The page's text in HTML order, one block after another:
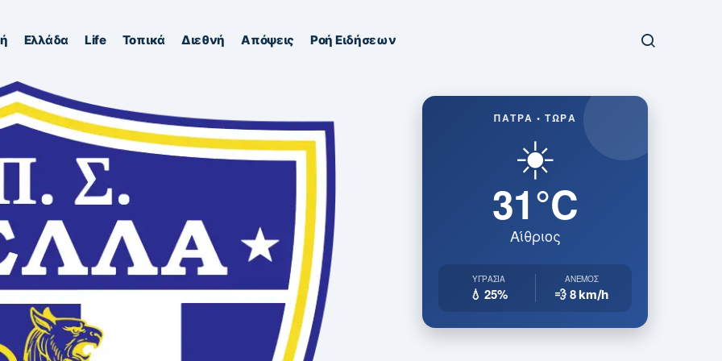
Ελλάδα Life Τοπικά Διεθνή Απόψεις Ροή Ειδήσεων
ΠΆΤΡΑ • ΤΏΡΑ
☀️
31°C
Αίθριος
ΥΓΡΑΣΊΑ
💧 25%
ΆΝΕΜΟΣ
💨 8km/h